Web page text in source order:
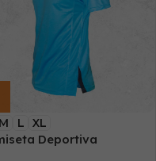
M L XL
Deportiva